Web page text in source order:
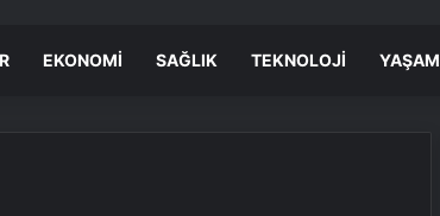
EKONOMI SAĞLIK TEKNOLOJI YAŞAM